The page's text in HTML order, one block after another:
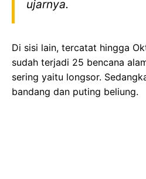
ujarnya.
Di sisi lain, tercatat hingga
sudah terjadi 25 bencana
sering yaitu longsor.
bandang dan puting beliung.